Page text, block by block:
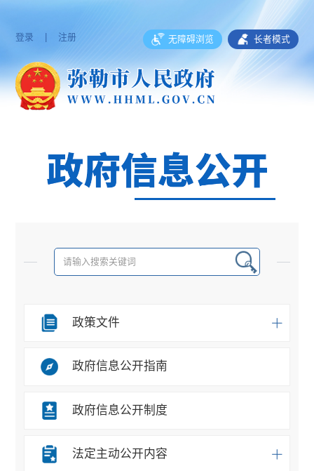
登录 | 注册 无障碍浏览 长者模式
政策文件
政府信息公开指南
政府信息公开制度
法定主动公开内容